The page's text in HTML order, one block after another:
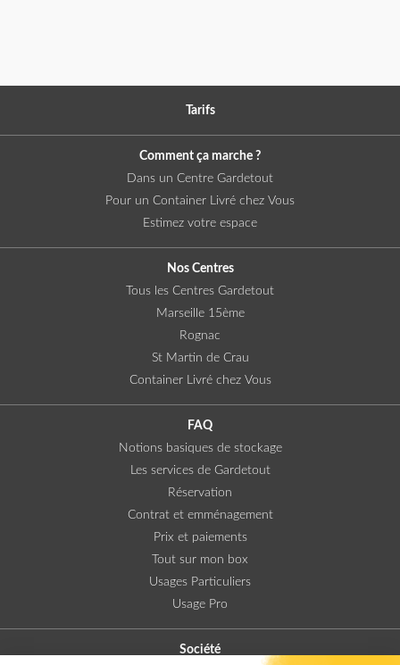
Tarifs
Comment ça marche ?
Dans un Centre Gardetout
Pour un Container Livré chez Vous
Estimez votre espace
Nos Centres
Tous les Centres Gardetout
Marseille 15ème
Rognac
St Martin de Crau
Container Livré chez Vous
FAQ
Notions basiques de stockage
Les services de Gardetout
Réservation
Contrat et emménagement
Prix et paiements
Tout sur mon box
Usages Particuliers
Usage Pro
Société